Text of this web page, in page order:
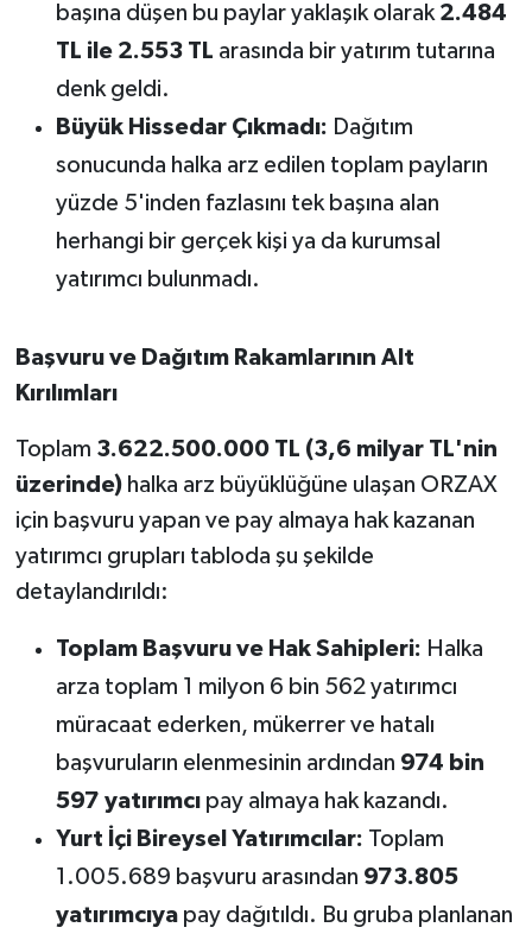
başına düşen bu paylar yaklaşık olarak 2.484
TL ile 2.553 TL arasında bir yatırım tutarına
denk geldi.
Büyük Hissedar Çıkmadı: Dağıtım
sonucunda halka arz edilen toplam payların
yüzde 5'inden fazlasını tek başına alan
herhangi bir gerçek kişi ya da kurumsal
yatırımcı bulunmadı.
Başvuru ve Dağıtım Rakamlarının Alt
Kırılımları
Toplam 3.622.500.000 TL (3,6 milyar TL'nin
üzerinde)halka arz büyüklüğüne ulaşan ORZAX
için başvuru yapan ve pay almaya hak kazanan
yatırımcı grupları tabloda şu şekilde
detaylandırıldı:
Toplam Başvuru ve Hak Sahipleri: Halka
arza toplam 1 milyon 6 bin 562 yatırımcı
müracaat ederken, mükerrer ve hatalı
başvuruların elenmesinin ardından 974 bin
597 yatırımcıpay almaya hak kazandı.
Yurt İçi Bireysel Yatırımcılar: Toplam
1.005.689 başvuru arasından 973.805
yatırımcıyapay dağıtıldı. Bu gruba planlanan